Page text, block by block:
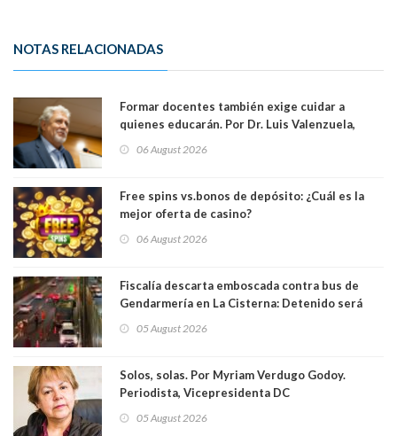
NOTAS RELACIONADAS
Formar docentes también exige cuidar a
quienes educarán. Por Dr. Luis Valenzuela,
Académicos U. Católica Silva Henríquez
06 August 2026
Free spins vs.bonos de depósito: ¿Cuál es la
mejor oferta de casino?
06 August 2026
Fiscalía descarta emboscada contra bus de
Gendarmería en La Cisterna: Detenido será
05 August 2026
Solos, solas. Por Myriam Verdugo Godoy.
Periodista, Vicepresidenta DC
05 August 2026